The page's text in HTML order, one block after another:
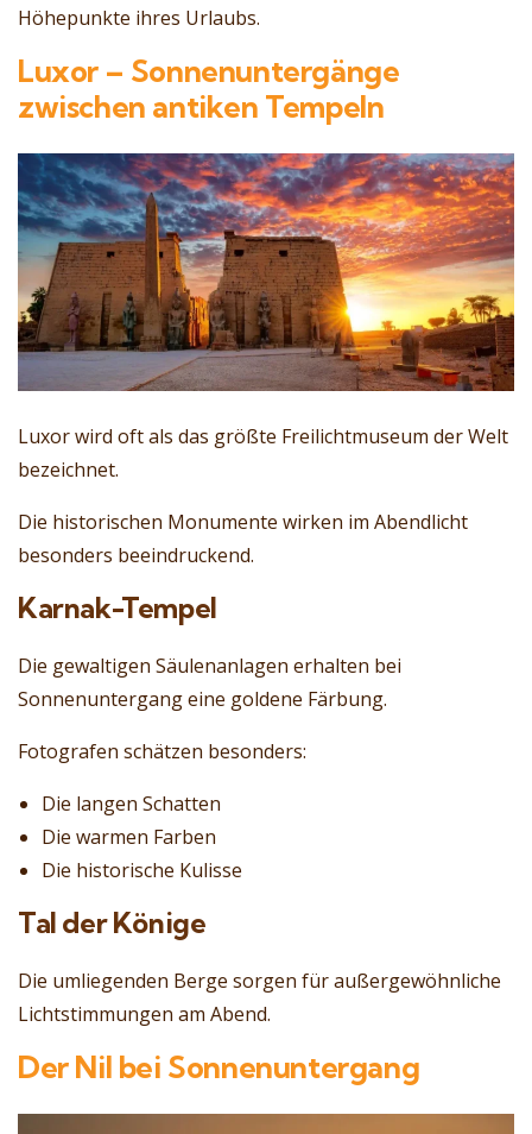
Höhepunkte ihres Urlaubs.
Luxor – Sonnenuntergänge
zwischen antiken Tempeln
Luxor wird oft als das größte Freilichtmuseum der Welt
bezeichnet.
Die historischen Monumente wirken im Abendlicht
besonders beeindruckend.
Karnak-Tempel
Die gewaltigen Säulenanlagen erhalten bei
Sonnenuntergang eine goldene Färbung.
Fotografen schätzen besonders:
Die langen Schatten
Die warmen Farben
Die historische Kulisse
Tal der Könige
Die umliegenden Berge sorgen für außergewöhnliche
Lichtstimmungen am Abend.
Der Nil bei Sonnenuntergang